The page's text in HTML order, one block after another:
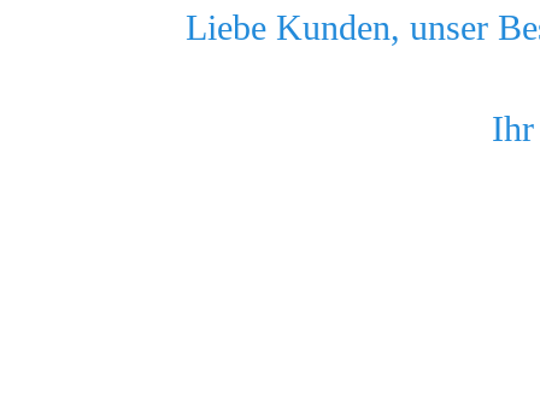
Liebe Kunden, unser
Ihr